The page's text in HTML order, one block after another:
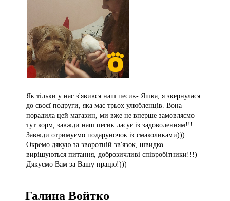
Як тільки у нас з'явився наш песик- Яшка, я звернулася
до своєї подруги, яка має трьох улюбленців. Вона
порадила цей магазин, ми вже не вперше замовляємо
тут корм, завжди наш песик ласує із задоволенням!!!
Завжди отримуємо подаруночок із смаколиками)))
Окремо дякую за зворотній зв'язок, швидко
вирішуються питання, доброзичливі співробітники!!!)
Дякуємо Вам за Вашу працю!)))
Галина Войтко